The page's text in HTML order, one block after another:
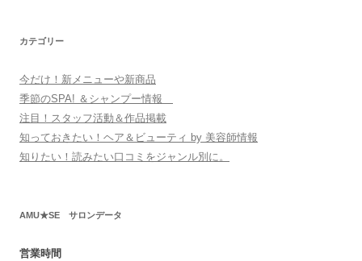
カテゴリー
今だけ！新メニューや新商品
季節のSPA! ＆シャンプー情報
注目！スタッフ活動＆作品掲載
知っておきたい！ヘア＆ビューティ by 美容師情報
知りたい！読みたい口コミをジャンル別に。
AMU★SE サロンデータ
営業時間